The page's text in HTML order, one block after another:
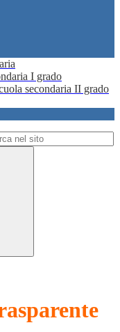
I grado
secondaria II grado